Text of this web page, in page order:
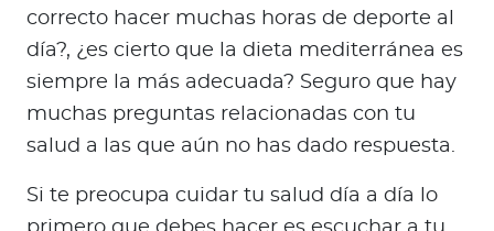
correcto hacer muchas horas de deporte al
día?, ¿es cierto que la dieta mediterránea es
siempre la más adecuada? Seguro que hay
muchas preguntas relacionadas con tu
salud a las que aún no has dado respuesta.
Si te preocupa cuidar tu salud día a día lo